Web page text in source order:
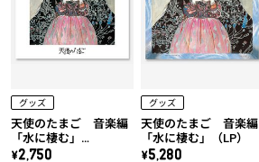
グッズ
天使のたまご 音楽編
「水に棲む」
（UHQCD）
\2,750
グッズ
天使のたまご 音楽編
「水に棲む」（LP）
\5,280